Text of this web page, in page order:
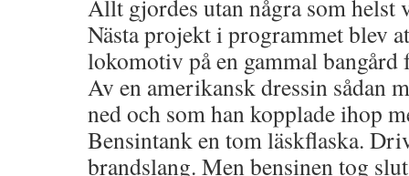
Allt gjordes utan några som helst
Nästa projekt i programmet blev
lokomotiv på en gammal
Av en amerikansk dressin sådan
ned och som han kopplade ihop
Bensintank en tom läskflaska.
brandslang. Men bensinen tog